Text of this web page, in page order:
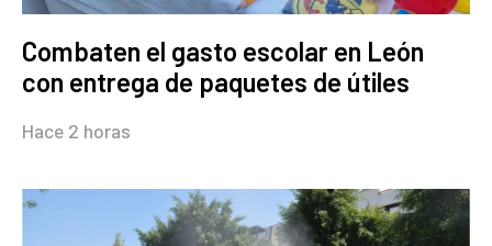
Combaten el gasto escolar en León
con entrega de paquetes de útiles
Hace 2 horas